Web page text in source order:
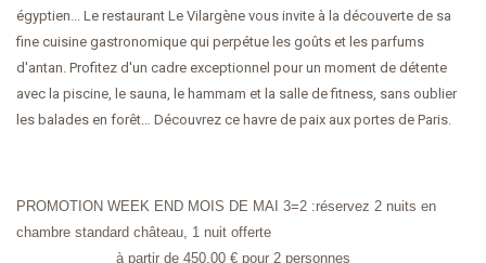
égyptien... Le restaurant Le Vilargène vous invite à la découverte de sa
fine cuisine gastronomique qui perpétue les goûts et les parfums
d'antan. Profitez d'un cadre exceptionnel pour un moment de détente
avec la piscine, le sauna, le hammam et la salle de fitness, sans oublier
les balades en forêt… Découvrez ce havre de paix aux portes de Paris.
PROMOTION WEEK END MOIS DE MAI 3=2 :réservez 2 nuits en
chambre standard château, 1 nuit offerte
à partir de 450.00 € pour 2 personnes